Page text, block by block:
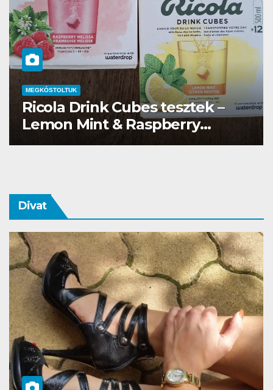
MEGKÓSTOLTUK
Waterdrop üdítő kapszula teszt
Divat